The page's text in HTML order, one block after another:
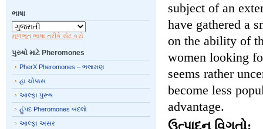
subject of an
have gathered a
on the ability of
women looking
seems rather
become less
advantage.
ઉત્પાદન વિગતો:
ભાષા
મૂળભૂત ભાષા તરીકે સેટ કરો
પુરુષો માટે Pheromones
PherX Pheromones – ભલામણ
હા ચોક્કસ
આલ્ફા પુરૂષ
હુંપદ Pheromones બદલો
આલ્ફા અસર